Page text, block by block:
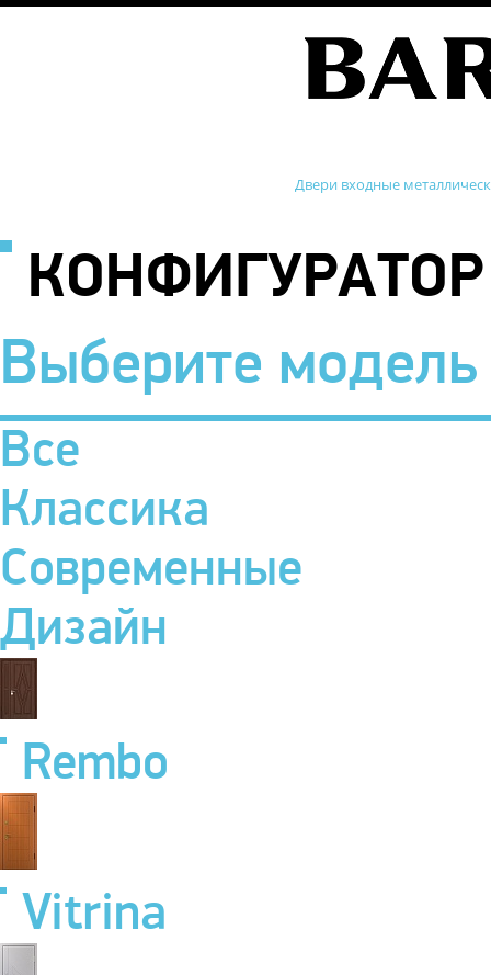
Двери входные
КОНФИГУРАТОР
Выберите модель
Все
Классика
Современные
Дизайн
Rembo
Vitrina